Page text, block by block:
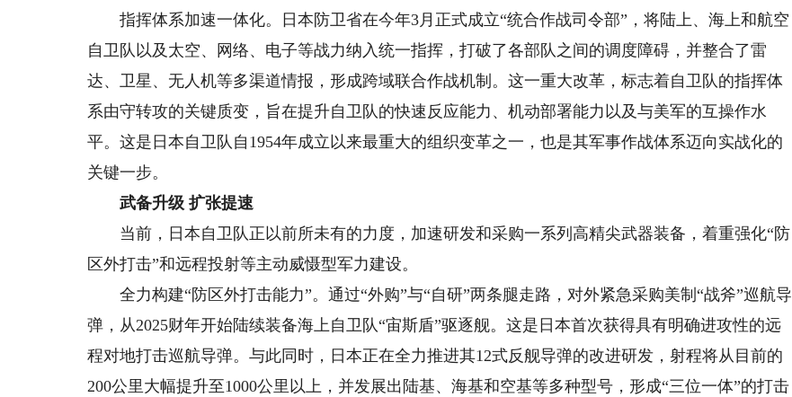
指挥体系加速一体化。日本防卫省在今年3月正式成立“统合作战司令部”，将陆上、海上和航空
自卫队以及太空、网络、电子等战力纳入统一指挥，打破了各部队之间的调度障碍，并整合了雷
达、卫星、无人机等多渠道情报，形成跨域联合作战机制。这一重大改革，标志着自卫队的指挥体
系由守转攻的关键质变，旨在提升自卫队的快速反应能力、机动部署能力以及与美军的互操作水
平。这是日本自卫队自1954年成立以来最重大的组织变革之一，也是其军事作战体系迈向实战化的
关键一步。
武备升级 扩张提速
当前，日本自卫队正以前所未有的力度，加速研发和采购一系列高精尖武器装备，着重强化“防
区外打击”和远程投射等主动威慑型军力建设。
全力构建“防区外打击能力”。通过“外购”与“自研”两条腿走路，对外紧急采购美制“战斧”巡航导
弹，从2025财年开始陆续装备海上自卫队“宙斯盾”驱逐舰。这是日本首次获得具有明确进攻性的远
程对地打击巡航导弹。与此同时，日本正在全力推进其12式反舰导弹的改进研发，射程将从目前的
200公里大幅提升至1000公里以上，并发展出陆基、海基和空基等多种型号，形成“三位一体”的打击